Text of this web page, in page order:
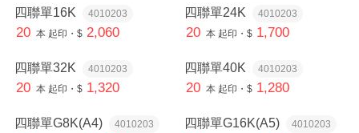
四聯單16K 4010203
20 本 起印・$ 2,060
四聯單24K 4010203
20 本 起印・$ 1,700
四聯單32K 4010203
20 本 起印・$ 1,320
四聯單40K 4010203
20 本 起印・$ 1,280
四聯單G8K(A4) 4010203 四聯單G16K(A5) 4010203